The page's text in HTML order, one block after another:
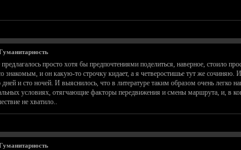
просто хотя бы предпочтениями поделиться, наверное, стоило
знакомым, и он какую-то строчку кидает, а я четверостишье тут же сочиняю.
и сто ночей. И выяснилось, что в литературе таким образом очень легко
условиях, отягчающие факторы передвижения и смены маршрута, и, в
не хватило..